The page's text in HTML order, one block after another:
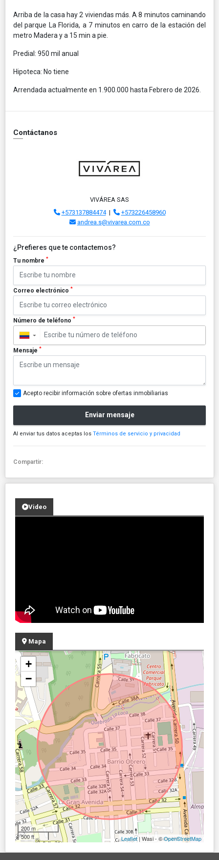
Arriba de la casa hay 2 viviendas más. A 8 minutos caminando
del parque La Florida, a 7 minutos en carro de la estación del
metro Madera y a 15 min a pie.
Predial: 950 mil anual
Hipoteca: No tiene
Arrendada actualmente en 1.900.000 hasta Febrero de 2026.
Contáctanos
VIVÁREA SAS
+573137884474|
+573226458960
andrea.s@vivarea.com.co
¿Prefieres que te contactemos?
Tu nombre *
Correo electrónico *
Número de teléfono *
▼
Mensaje *
Acepto recibir información sobre ofertas inmobiliarias
Enviar mensaje
Al enviar tus datos aceptas los Términos de servicio y privacidad
Compartir:
Video
Mapa
+
−
200 m
500 ft
Leaflet| Wasi - ©OpenStreetMap